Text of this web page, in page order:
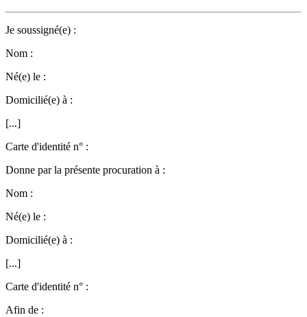
Je soussigné(e) :
Nom :
Né(e) le :
Domicilié(e) à :
[...]
Carte d'identité n° :
Donne par la présente procuration à :
Nom :
Né(e) le :
Domicilié(e) à :
[...]
Carte d'identité n° :
Afin de :